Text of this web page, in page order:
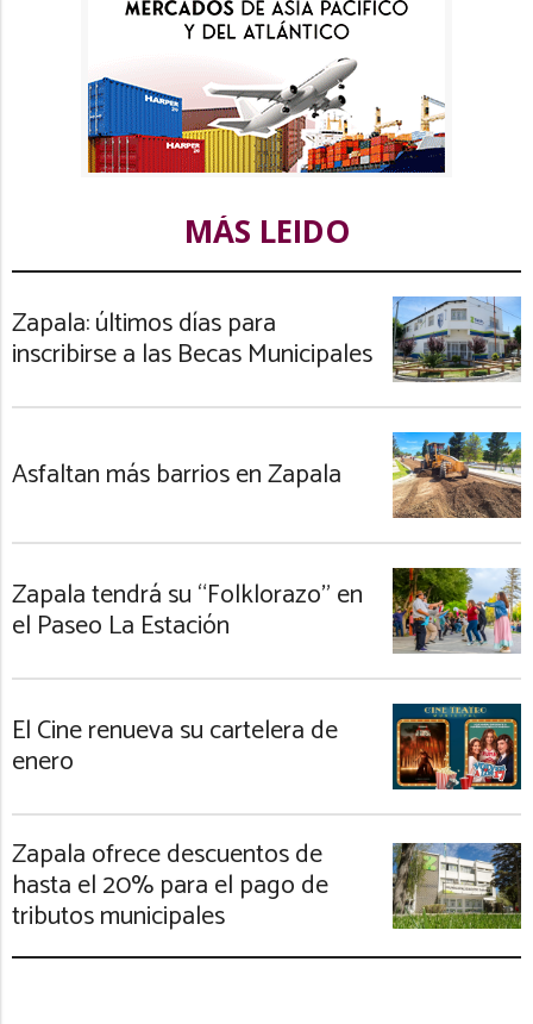
MÁS LEIDO
Zapala: últimos días para
inscribirse a las Becas Municipales
Asfaltan más barrios en Zapala
Zapala tendrá su “Folklorazo” en
el Paseo La Estación
El Cine renueva su cartelera de
enero
Zapala ofrece descuentos de
hasta el 20% para el pago de
tributos municipales